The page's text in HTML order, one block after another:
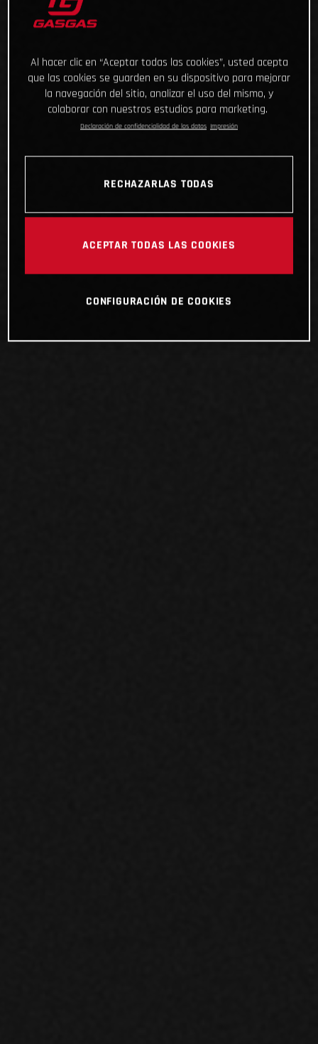
Al hacer clic en “Aceptar todas las cookies”, usted acepta
que las cookies se guarden en su dispositivo para mejorar
la navegación del sitio, analizar el uso del mismo, y
colaborar con nuestros estudios para marketing.
Declaración de confidencialidad de los datos Impresión
RECHAZARLAS TODAS
ACEPTAR TODAS LAS COOKIES
CONFIGURACIÓN DE COOKIES